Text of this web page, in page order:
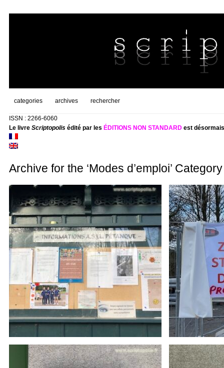
categories archives rechercher
ISSN : 2266-6060
Le livre Scriptopolisédité par les ÉDITIONS NON STANDARDest
Archive for the ‘Modes d’emploi’ Category